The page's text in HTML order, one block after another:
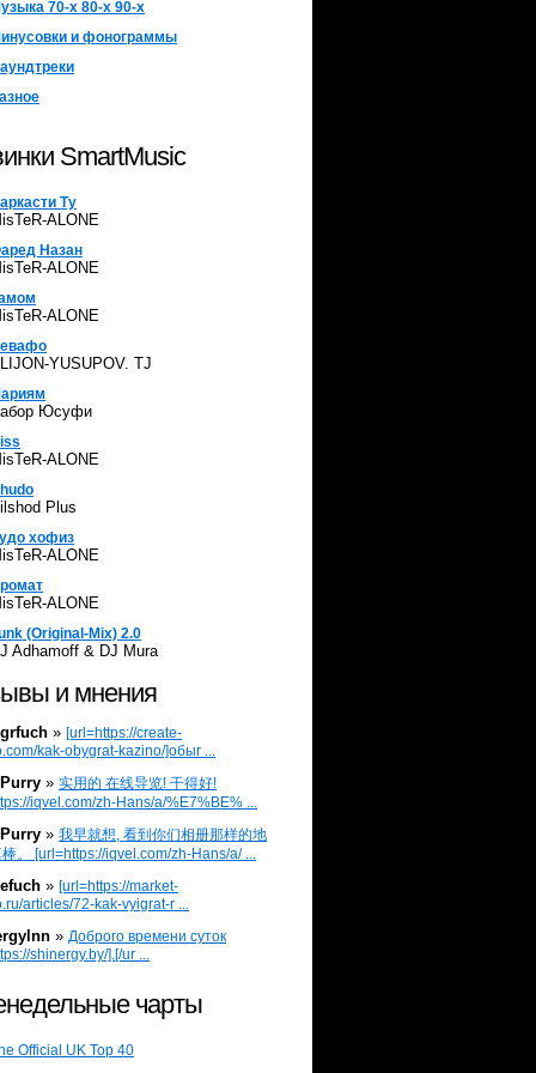
70-х 80-х 90-х
и фонограммы
SmartMusic
Ту
ALONE
Назан
ALONE
ALONE
YUSUPOV. TJ
Юсуфи
ALONE
Plus
хофиз
ALONE
ALONE
(Original-Mix) 2.0
Adhamoff & DJ Mura
и мнения
» [url=https://create-
kak-obygrat-kazino/]обыг ...
» 实用的 在线导览! 干得好!
iqvel.com/zh-Hans/a/%E7%BE% ...
» 我早就想, 看到你们相册那样的地
。 [url=https://iqvel.com/zh-Hans/a/ ...
» [url=https://market-
articles/72-kak-vyigrat-r ...
» Доброго времени суток
shinergy.by/].[/ur ...
чарты
Official UK Top 40